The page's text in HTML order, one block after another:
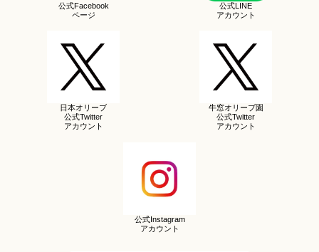
公式Facebook
ページ
公式LINE
アカウント
日本オリーブ
公式Twitter
アカウント
牛窓オリーブ園
公式Twitter
アカウント
公式Instagram
アカウント